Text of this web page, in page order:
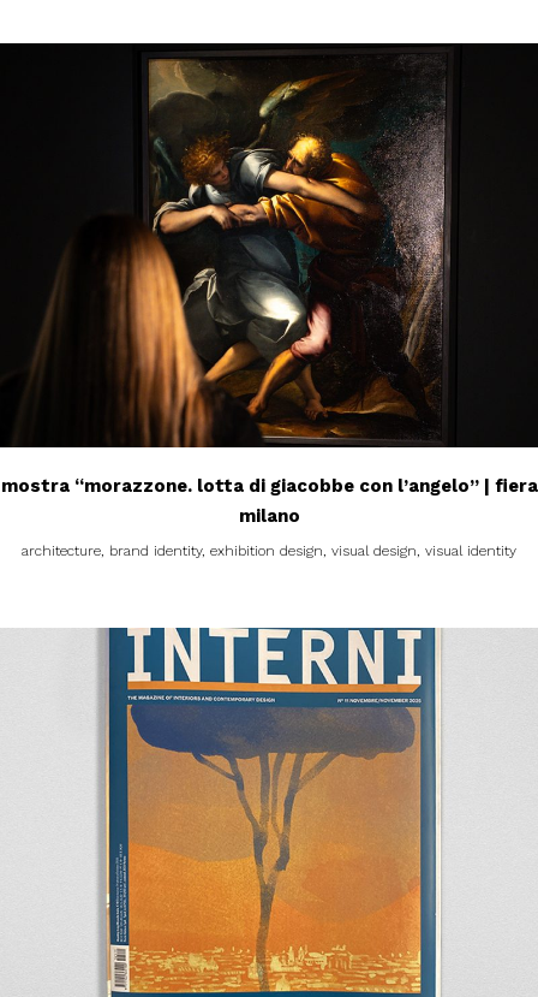
mostra “morazzone. lotta di giacobbe con l’angelo” | fiera
milano
architecture, brand identity, exhibition design, visual design, visual identity